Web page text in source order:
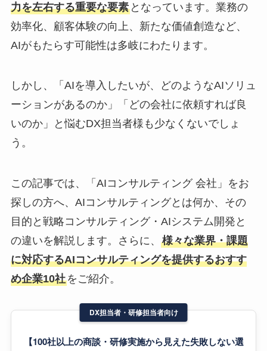
力を左右する重要な要素となっています。業務の
効率化、顧客体験の向上、新たな価値創造など、
AIがもたらす可能性は多岐にわたります。
しかし、「AIを導入したいが、どのようなAIソリュ
ーションがあるのか」「どの会社に依頼すれば良
いのか」と悩むDX担当者様も少なくないでしょ
う。
この記事では、「AIコンサルティング 会社」をお
探しの方へ、AIコンサルティングとは何か、その
目的と戦略コンサルティング・AIシステム開発と
の違いを解説します。さらに、 様々な業界・課題
に対応するAIコンサルティングを提供するおすす
め企業10社をご紹介。
DX担当者・研修担当者向け
【100社以上の商談・研修実施から見えた失敗しない選